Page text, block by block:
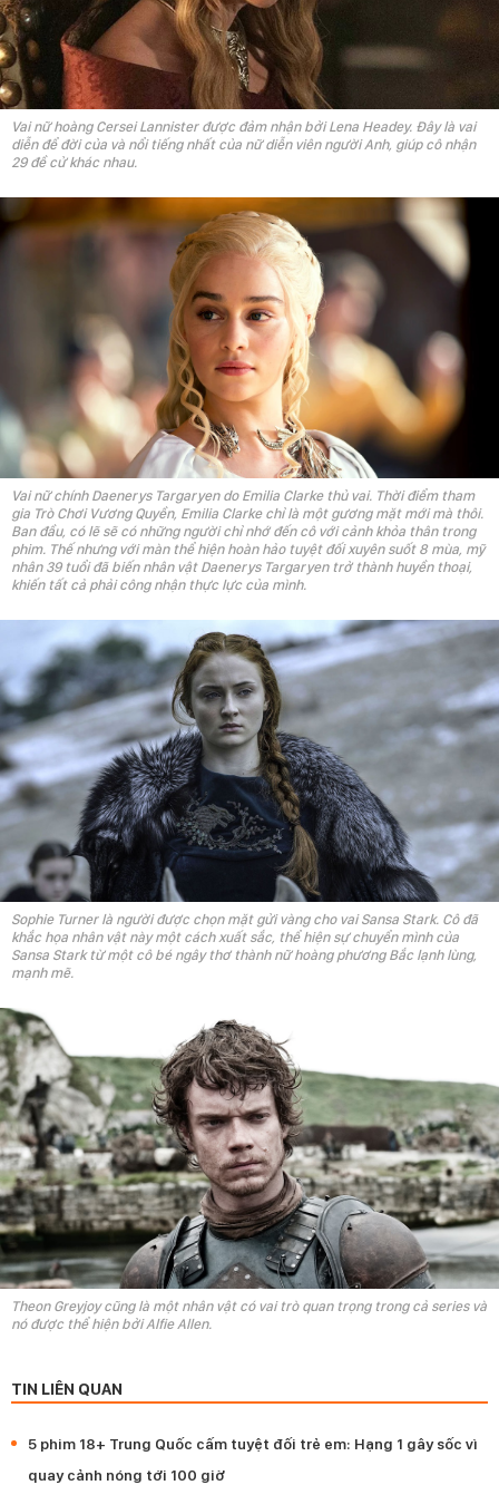
Vai nữ hoàng Cersei Lannister được đảm nhận bởi Lena Headey. Đây là vai
diễn để đời của và nổi tiếng nhất của nữ diễn viên người Anh, giúp cô nhận
29 đề cử khác nhau.
Vai nữ chính Daenerys Targaryen do Emilia Clarke thủ vai. Thời điểm tham
gia Trò Chơi Vương Quyền, Emilia Clarke chỉ là một gương mặt mới mà thôi.
Ban đầu, có lẽ sẽ có những người chỉ nhớ đến cô với cảnh khỏa thân trong
phim. Thế nhưng với màn thể hiện hoàn hảo tuyệt đối xuyên suốt 8 mùa, mỹ
nhân 39 tuổi đã biến nhân vật Daenerys Targaryen trở thành huyền thoại,
khiến tất cả phải công nhận thực lực của mình.
Sophie Turner là người được chọn mặt gửi vàng cho vai Sansa Stark. Cô đã
khắc họa nhân vật này một cách xuất sắc, thể hiện sự chuyển mình của
Sansa Stark từ một cô bé ngây thơ thành nữ hoàng phương Bắc lạnh lùng,
mạnh mẽ.
Theon Greyjoy cũng là một nhân vật có vai trò quan trọng trong cả series và
nó được thể hiện bởi Alfie Allen.
TIN LIÊN QUAN
5 phim 18+ Trung Quốc cấm tuyệt đối trẻ em: Hạng 1 gây sốc vì
quay cảnh nóng tới 100 giờ